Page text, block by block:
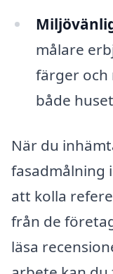
målare
färger och
både
När du
fasadmålning
att kolla
från de
läsa